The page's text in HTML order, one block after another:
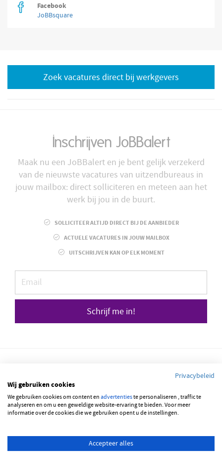
Facebook
JoBBsquare
Zoek vacatures direct bij werkgevers
Inschrijven JoBBalert
Maak nu een JoBBalert en je bent gelijk verzekerd
van de nieuwste vacatures van uitzendbureaus in
jouw mailbox: direct solliciteren en meteen aan het
werk bij jou in de buurt.
SOLLICITEER ALTIJD DIRECT BIJ DE AANBIEDER
ACTUELE VACATURES IN JOUW MAILBOX
UITSCHRIJVEN KAN OP ELK MOMENT
Schrijf me in!
© 2026 JOBBSQUARE
NEDERLANDS ENGLISH
Privacybeleid
Wij gebruiken cookies
We gebruiken cookies om content en advertentieste personaliseren , traffic te
analyseren en om u een geweldige website-ervaring te bieden. Voor meer
informatie over de cookies die we gebruiken opent u de instellingen.
Accepteer alles